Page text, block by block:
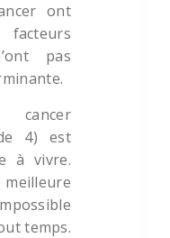
ont
pas
cancer
4) est
à vivre.
temps.